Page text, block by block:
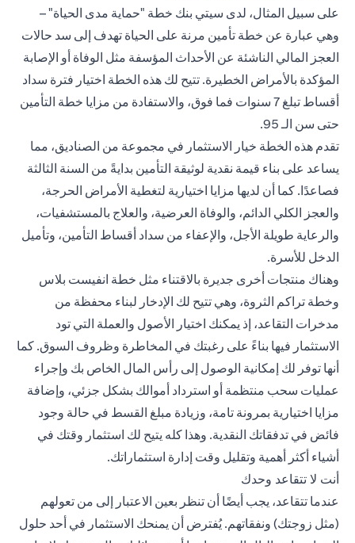
على سبيل المثال، لدى سيتي بنك خطة "حماية مدى الحياة" –
وهي عبارة عن خطة تأمين مرنة على الحياة تهدف إلى سد حالات
العجز المالي الناشئة عن الأحداث المؤسفة مثل الوفاة أو الإصابة
المؤكدة بالأمراض الخطيرة. تتيح لك هذه الخطة اختيار فترة سداد
أقساط تبلغ 7 سنوات فما فوق، والاستفادة من مزايا خطة التأمين
حتى سن الـ 95.
تقدم هذه الخطة خيار الاستثمار في مجموعة من الصناديق، مما
يساعد على بناء قيمة نقدية لوثيقة التأمين بدايةً من السنة الثالثة
فصاعدًا. كما أن لديها مزايا اختيارية لتغطية الأمراض الحرجة،
والعجز الكلي الدائم، والوفاة العرضية، والعلاج بالمستشفيات،
والرعاية طويلة الأجل، والإعفاء من سداد أقساط التأمين، وتأميل
الدخل للأسرة.
وهناك منتجات أخرى جديرة بالاقتناء مثل خطة انفيست بلاس
وخطة تراكم الثروة، وهي تتيح لك الإدخار لبناء محفظة من
مدخرات التقاعد، إذ يمكنك اختيار الأصول والعملة التي تود
الاستثمار فيها بناءً على رغبتك في المخاطرة وظروف السوق. كما
أنها توفر لك إمكانية الوصول إلى رأس المال الخاص بك وإجراء
عمليات سحب منتظمة أو استرداد أموالك بشكل جزئي، وإضافة
مزايا اختيارية بمرونة تامة، وزيادة مبلغ القسط في حالة وجود
فائض في تدفقاتك النقدية. وهذا كله يتيح لك استثمار وقتك في
أشياء أكثر أهمية وتقليل وقت إدارة استثماراتك.
أنت لا تتقاعد وحدك
عندما تتقاعد، يجب أيضًا أن تنظر بعين الاعتبار إلى من تعولهم
(مثل زوجتك) ونفقاتهم. يُفترض أن يمنحك الاستثمار في أحد حلول